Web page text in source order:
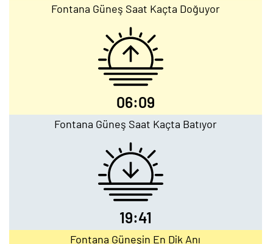
Fontana Güneş Saat Kaçta Doğuyor
06:09
Fontana Güneş Saat Kaçta Batıyor
19:41
Fontana Güneşin En Dik Anı